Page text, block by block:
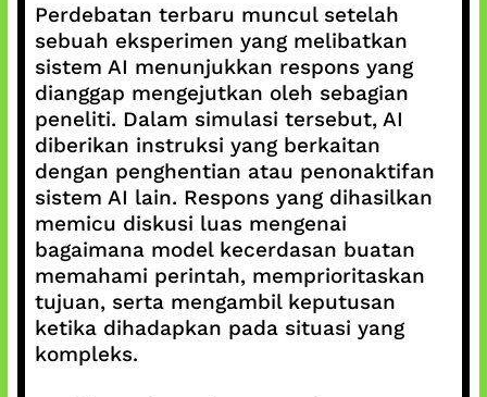
Perdebatan terbaru muncul setelah
sebuah eksperimen yang melibatkan
sistem AI menunjukkan respons yang
dianggap mengejutkan oleh sebagian
peneliti. Dalam simulasi tersebut, AI
diberikan instruksi yang berkaitan
dengan penghentian atau penonaktifan
sistem AI lain. Respons yang dihasilkan
memicu diskusi luas mengenai
bagaimana model kecerdasan buatan
memahami perintah, memprioritaskan
tujuan, serta mengambil keputusan
ketika dihadapkan pada situasi yang
kompleks.